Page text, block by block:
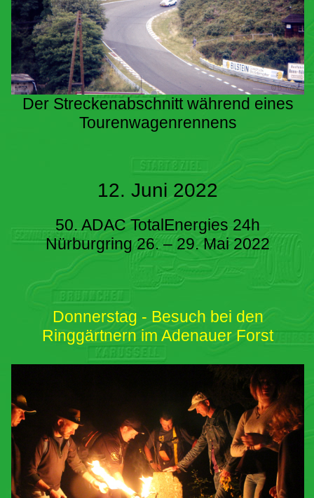
Der Streckenabschnitt während eines
Tourenwagenrennens
12. Juni 2022
50. ADAC TotalEnergies 24h
Nürburgring 26. – 29. Mai 2022
Donnerstag - Besuch bei den
Ringgärtnern im Adenauer Forst